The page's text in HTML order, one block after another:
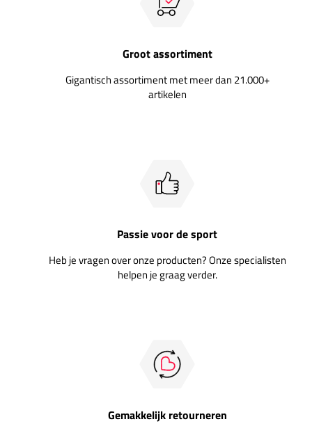
Groot assortiment
Gigantisch assortiment met meer dan 21.000+
artikelen
Passie voor de sport
Heb je vragen over onze producten? Onze specialisten
helpen je graag verder.
Gemakkelijk retourneren